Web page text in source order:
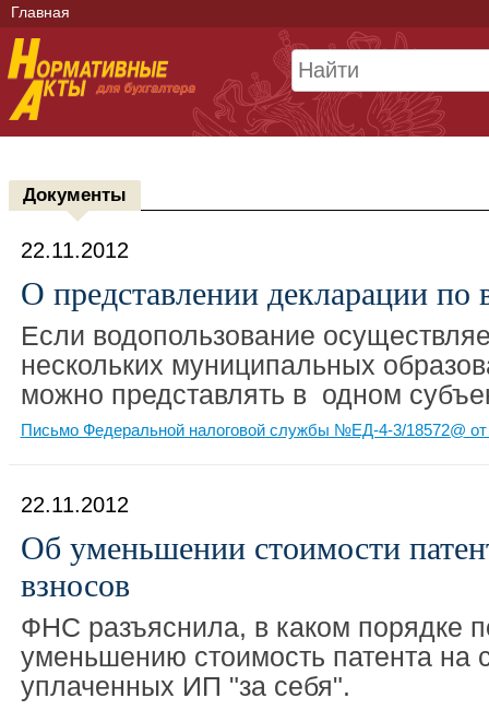
Главная
Документы
22.11.2012
О представлении декларации по
Если водопользование
нескольких муниципальных
можно представлять в одном
Письмо Федеральной налоговой службы №ЕД-4-3/18572@ от
22.11.2012
Об уменьшении стоимости
взносов
ФНС разъяснила, в каком порядке
уменьшению стоимость патента на
уплаченных ИП "за себя".